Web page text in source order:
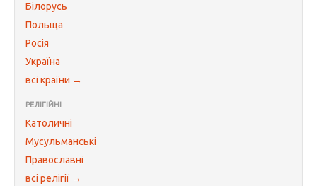
Білорусь
Польща
Росія
Україна
всі країни →
РЕЛІГІЙНІ
Католичні
Мусульманські
Православні
всі релігії →